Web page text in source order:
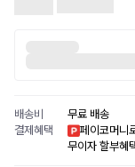
배송비
무료 배송
결제혜택
페이코머니
무이자 할부혜